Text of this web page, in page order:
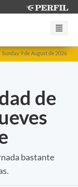
Sunday 9 de August de 2026
de
bastante